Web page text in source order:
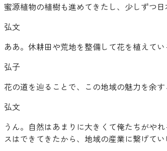
蜜源植物の植樹も進めてきたし、少しずつ
弘文
ああ。休耕田や荒地を整備して花を植えて
弘子
花の道を辿ることで、この地域の魅力を余
弘文
うん。自然はあまりに大きくて俺たちがや
スはできてきたから、地域の産業に繋げてい